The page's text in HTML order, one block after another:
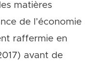
matières
de l’économie
raffermie en
avant de